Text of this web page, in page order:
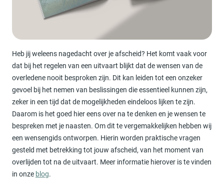
Heb jij weleens nagedacht over je afscheid? Het komt vaak voor
dat bij het regelen van een uitvaart blijkt dat de wensen van de
overledene nooit besproken zijn. Dit kan leiden tot een onzeker
gevoel bij het nemen van beslissingen die essentieel kunnen zijn,
zeker in een tijd dat de mogelijkheden eindeloos lijken te zijn.
Daarom is het goed hier eens over na te denken en je wensen te
bespreken met je naasten. Om dit te vergemakkelijken hebben wij
een wensengids ontworpen. Hierin worden praktische vragen
gesteld met betrekking tot jouw afscheid, van het moment van
overlijden tot na de uitvaart. Meer informatie hierover is te vinden
in onze blog.